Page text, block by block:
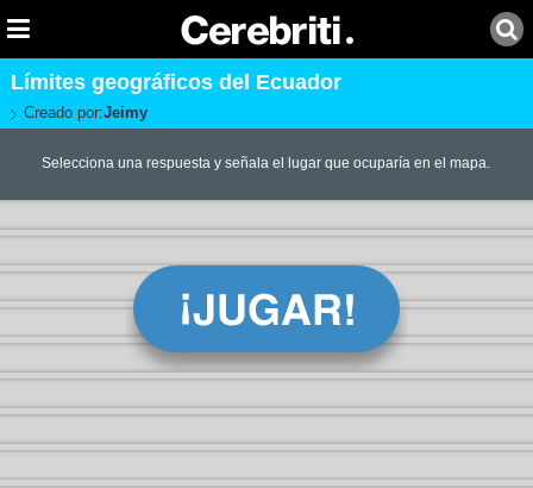
Límites geográficos del Ecuador
Creado por:Jeimy
Selecciona una respuesta y señala el lugar que ocuparía en el mapa.